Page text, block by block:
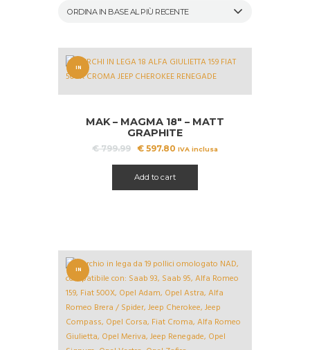
IN
MAK – MAGMA 18″ – MATT
GRAPHITE
€799.99 Il
era:
€ 799.99.
€ 597.80 Il
è:
€ 597.80.
IVA inclusa
Add to cart
IN
OFFERT
A!